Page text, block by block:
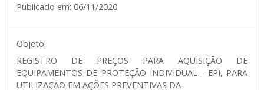
Publicado em: 06/11/2020
Objeto:
REGISTRO DE PREÇOS PARA AQUISIÇÃO DE
EQUIPAMENTOS DE PROTEÇÃO INDIVIDUAL - EPI, PARA
UTILIZAÇÃO EM AÇÕES PREVENTIVAS DA